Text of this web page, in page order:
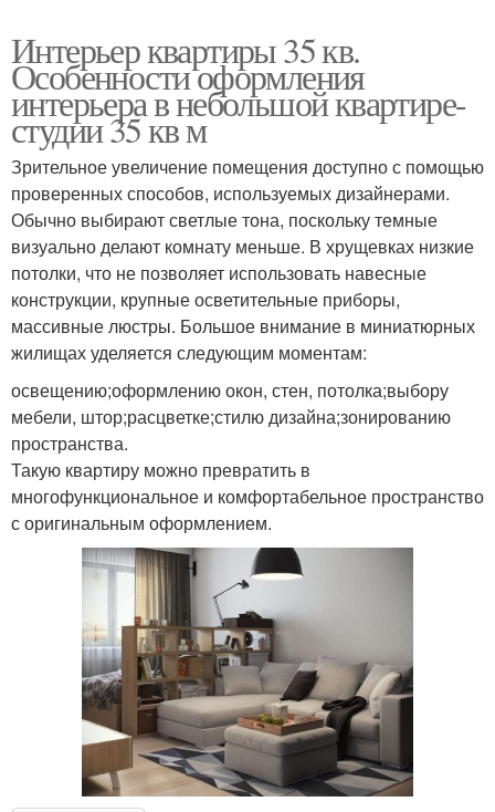
Интерьер квартиры 35 кв.
Особенности оформления
интерьера в небольшой квартире-
студии 35 кв м
Зрительное увеличение помещения доступно с помощью
проверенных способов, используемых дизайнерами.
Обычно выбирают светлые тона, поскольку темные
визуально делают комнату меньше. В хрущевках низкие
потолки, что не позволяет использовать навесные
конструкции, крупные осветительные приборы,
массивные люстры. Большое внимание в миниатюрных
жилищах уделяется следующим моментам:
освещению;оформлению окон, стен, потолка;выбору
мебели, штор;расцветке;стилю дизайна;зонированию
пространства.
Такую квартиру можно превратить в
многофункциональное и комфортабельное пространство
с оригинальным оформлением.